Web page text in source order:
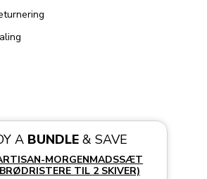
A BUNDLE& SAVE
MORGENMADSSÆT
TIL 2 SKIVER)